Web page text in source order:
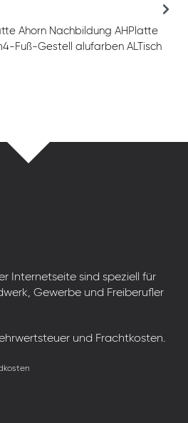
Ahorn Nachbildung AHPlatte
Fuß-Gestell alufarben ALTisch
Internetseite sind speziell für
Gewerbe und Freiberufler
und Frachtkosten.